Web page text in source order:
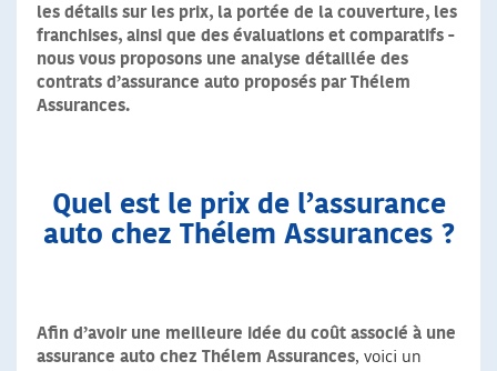
les détails sur les prix, la portée de la couverture, les
franchises, ainsi que des évaluations et comparatifs -
nous vous proposons une analyse détaillée des
contrats d’assurance auto proposés par Thélem
Assurances.
Quel est le prix de l’assurance
auto chez Thélem Assurances ?
Afin d’avoir une meilleure idée du coût associé à une
assurance auto chez Thélem Assurances, voici un